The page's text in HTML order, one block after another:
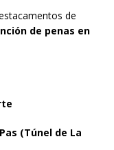
de
de penas en
(Túnel de La